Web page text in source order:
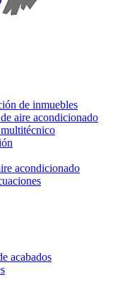
de inmuebles
aire acondicionado
acondicionado
acabados